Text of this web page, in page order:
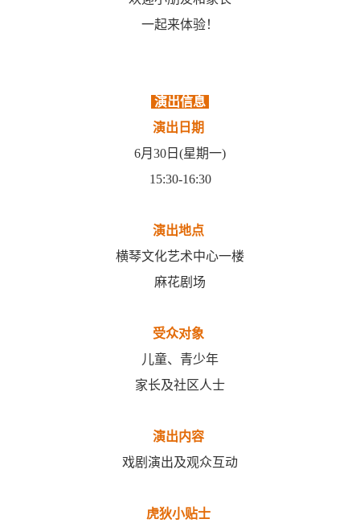
一起来体验！
演出信息
演出日期
6月30日(星期一)
15:30-16:30
演出地点
横琴文化艺术中心一楼
麻花剧场
受众对象
儿童、青少年
家长及社区人士
演出内容
戏剧演出及观众互动
虎狄小贴士